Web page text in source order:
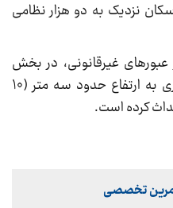
اسکان نزدیک به دو هزار نظامی
عبورهای غیرقانونی، در بخش
بزرگی از مرز خود با روسیه حصاری به ارتفاع حدود سه متر (۱۰
کرده است.
تخصصی